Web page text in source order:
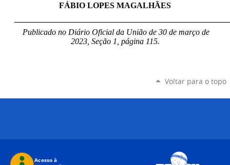
FÁBIO LOPES MAGALHÃES
Publicado no Diário Oficial da União de 30 de março de
2023, Seção 1, página 115.
Voltar para o topo